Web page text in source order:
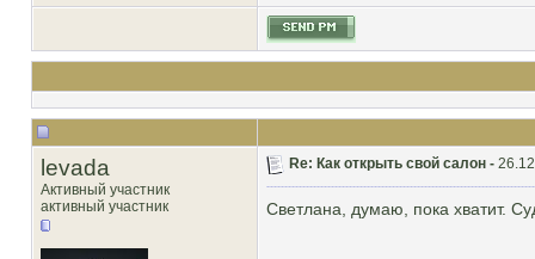
levada
Активный участник
активный участник
Re: Как открыть свой салон -
Светлана, думаю, пока хватит.